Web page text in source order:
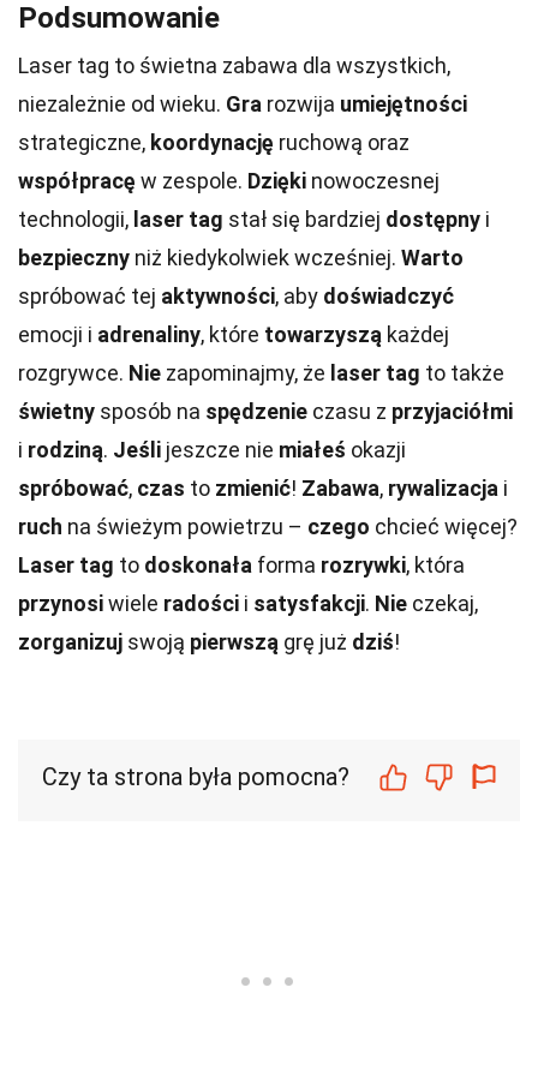
Podsumowanie
Laser tag to świetna zabawa dla wszystkich,
niezależnie od wieku. Gra rozwija umiejętności
strategiczne, koordynację ruchową oraz
współpracę w zespole. Dzięki nowoczesnej
technologii, laser tag stał się bardziej dostępny i
bezpieczny niż kiedykolwiek wcześniej. Warto
spróbować tej aktywności, aby doświadczyć
emocji i adrenaliny, które towarzyszą każdej
rozgrywce. Nie zapominajmy, że laser tag to także
świetny sposób na spędzenie czasu z przyjaciółmi
i rodziną. Jeśli jeszcze nie miałeś okazji
spróbować, czas to zmienić! Zabawa, rywalizacja i
ruch na świeżym powietrzu – czego chcieć więcej?
Laser tag to doskonała forma rozrywki, która
przynosiwiele radości i satysfakcji. Nie czekaj,
zorganizuj swoją pierwszą grę już dziś!
Czy ta strona była pomocna?